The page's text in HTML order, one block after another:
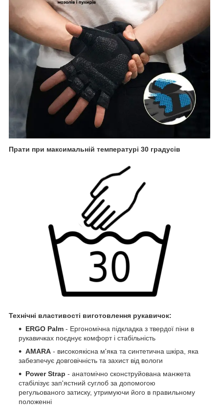
Прати при максимальній температурі 30 градусів
Технічні властивості виготовлення рукавичок:
ERGO Palm - Ергономічна підкладка з твердої піни в
рукавичках поєднує комфорт і стабільність
AMARA - високоякісна м'яка та синтетична шкіра, яка
забезпечує довговічність та захист від вологи
Power Strap - анатомічно сконструйована манжета
стабілізує зап'ястний суглоб за допомогою
регульованого затиску, утримуючи його в правильному
положенні